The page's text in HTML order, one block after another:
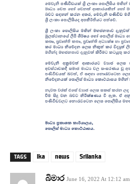
TAGS lka news Srilanka
බිමාර June 16, 2022 At 12:12 am